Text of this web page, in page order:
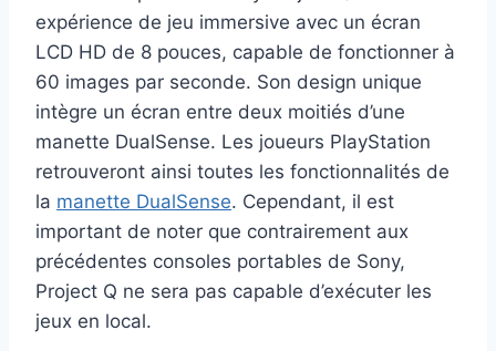
expérience de jeu immersive avec un écran
LCD HD de 8 pouces, capable de fonctionner à
60 images par seconde. Son design unique
intègre un écran entre deux moitiés d’une
manette DualSense. Les joueurs PlayStation
retrouveront ainsi toutes les fonctionnalités de
la manette DualSense. Cependant, il est
important de noter que contrairement aux
précédentes consoles portables de Sony,
Project Q ne sera pas capable d’exécuter les
jeux en local.